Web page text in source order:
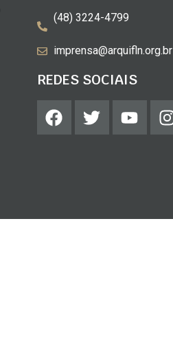
(48) 3224-4799
imprensa@arquifln.org.br
REDES SOCIAIS